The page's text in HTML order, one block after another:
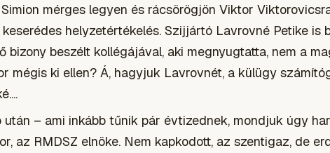
mérges legyen és rácsörögjön Viktor
helyzetértékelés. Szijjártó Lavrovné Petike is
bizony beszélt kollégájával, aki megnyugtatta, nem a
mégis ki ellen? Á, hagyjuk Lavrovnét, a külügy
után – ami inkább tűnik pár évtizednek, mondjuk úgy
az RMDSZ elnöke. Nem kapkodott, az szentigaz, de